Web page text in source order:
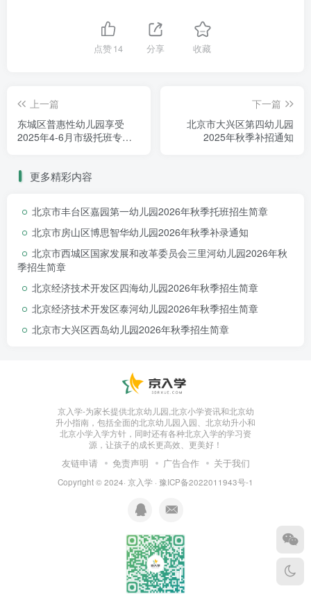
点赞14 分享 收藏
上一篇
东城区普惠性幼儿园享受
2025年4-6月市级托班专项
下一篇
北京市大兴区第四幼儿园
2025年秋季补招通知
更多精彩内容
北京市丰台区嘉园第一幼儿园2026年秋季托班招生简章
北京市房山区博思智华幼儿园2026年秋季补录通知
北京市西城区国家发展和改革委员会三里河幼儿园2026年秋
季招生简章
北京经济技术开发区四海幼儿园2026年秋季招生简章
北京经济技术开发区泰河幼儿园2026年秋季招生简章
北京市大兴区西岛幼儿园2026年秋季招生简章
京入学-为家长提供北京幼儿园,北京小学资讯和北京幼
升小指南，包括全面的北京幼儿园入园、北京幼升小和
北京小学入学方针，同时还有各种北京入学的学习资
源，让孩子的成长更高效、更美好！
友链申请 免责声明 广告合作 关于我们
Copyright © 2024· 京入学 · 豫ICP备2022011943号-1